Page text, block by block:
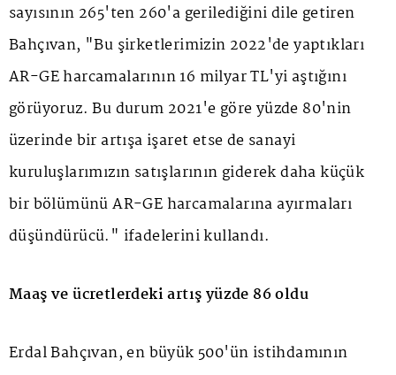
sayısının 265'ten 260'a gerilediğini dile getiren
Bahçıvan, "Bu şirketlerimizin 2022'de yaptıkları
AR-GE harcamalarının 16 milyar TL'yi aştığını
görüyoruz. Bu durum 2021'e göre yüzde 80'nin
üzerinde bir artışa işaret etse de sanayi
kuruluşlarımızın satışlarının giderek daha küçük
bir bölümünü AR-GE harcamalarına ayırmaları
düşündürücü." ifadelerini kullandı.
Maaş ve ücretlerdeki artış yüzde 86 oldu
Erdal Bahçıvan, en büyük 500'ün istihdamının